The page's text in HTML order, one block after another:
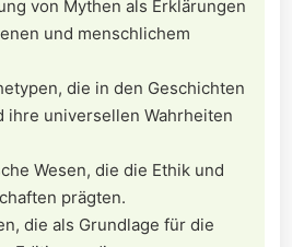
von Mythen als Erklärungen‍
und ⁤menschlichem⁣
⁤die in‌ den Geschichten
⁢ihre universellen‍ Wahrheiten
Wesen, die die Ethik und
prägten.
die ‍als Grundlage für die